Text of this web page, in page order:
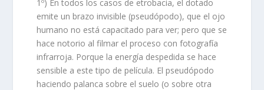
1º) En todos los casos de etrobacia, el dotado
emite un brazo invisible (pseudópodo), que el ojo
humano no está capacitado para ver; pero que se
hace notorio al filmar el proceso con fotografía
infrarroja. Porque la energía despedida se hace
sensible a este tipo de película. El pseudópodo
haciendo palanca sobre el suelo (o sobre otra